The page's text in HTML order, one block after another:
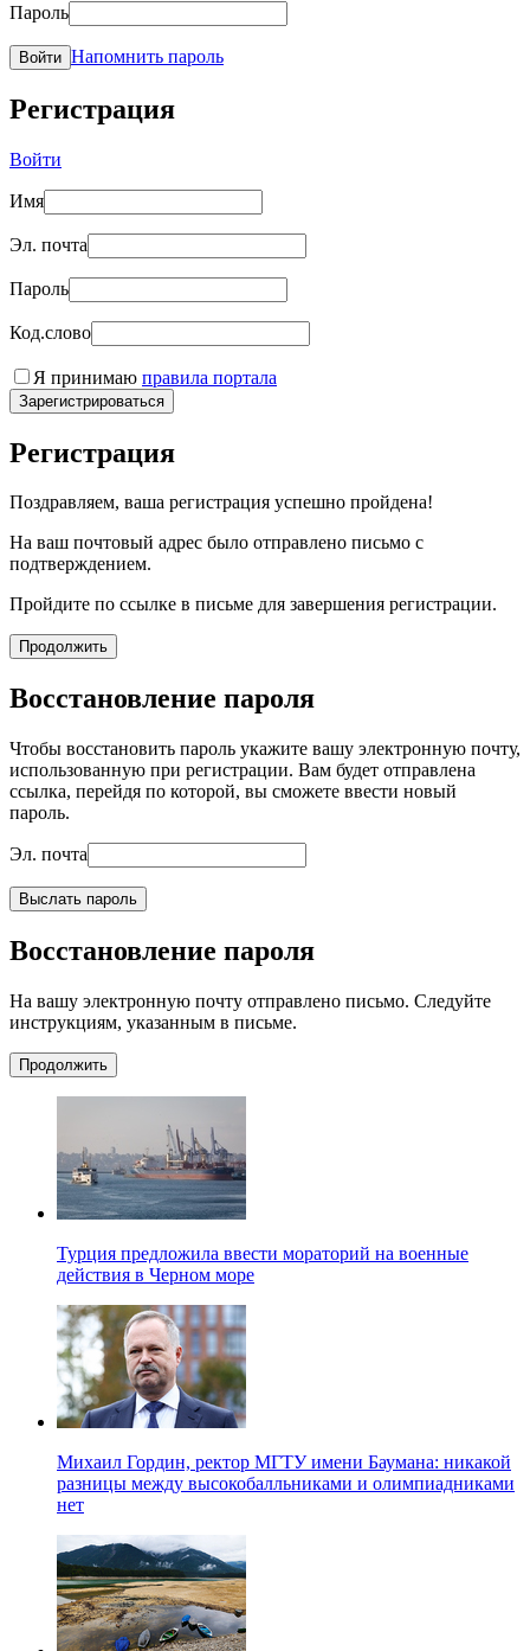
Пароль
Войти Напомнить пароль
Регистрация
Войти
Имя
Эл. почта
Пароль
Код.слово
Я принимаю правила портала
Зарегистрироваться
Регистрация
Поздравляем, ваша регистрация успешно пройдена!
На ваш почтовый адрес было отправлено письмо с
подтверждением.
Пройдите по ссылке в письме для завершения регистрации.
Продолжить
Восстановление пароля
Чтобы восстановить пароль укажите вашу электронную почту,
использованную при регистрации. Вам будет отправлена
ссылка, перейдя по которой, вы сможете ввести новый
пароль.
Эл. почта
Выслать пароль
Восстановление пароля
На вашу электронную почту отправлено письмо. Следуйте
инструкциям, указанным в письме.
Продолжить
Турция предложила ввести мораторий на военные
действия в Черном море
Михаил Гордин, ректор МГТУ имени Баумана: никакой
разницы между высокобалльниками и олимпиадниками
нет